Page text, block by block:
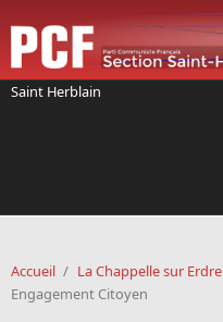
Saint Herblain
Accueil / La Chappelle sur Erdre
Engagement Citoyen